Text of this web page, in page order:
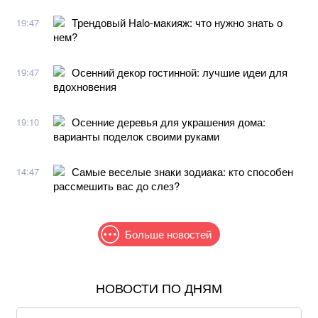
19:47
Трендовый Halo-макияж: что нужно знать о
нем?
19:47
Осенний декор гостинной: лучшие идеи для
вдохновения
19:10
Осенние деревья для украшения дома:
варианты поделок своими руками
14:47
Самые веселые знаки зодиака: кто способен
рассмешить вас до слез?
Больше новостей
Жителям шести областей окажут новую денежную
НОВОСТИ ПО ДНЯМ